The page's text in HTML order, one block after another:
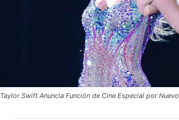
Taylor Swift Anuncia Función de Cine Especial por